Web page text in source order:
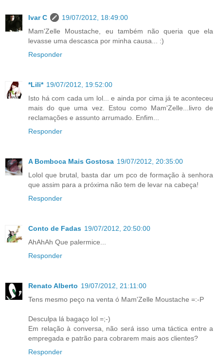
Ivar C
19/07/2012, 18:49:00
Mam'Zelle Moustache, eu também não queria que ela
levasse uma descasca por minha causa... :)
Responder
*Lili* 19/07/2012, 19:52:00
Isto há com cada um lol... e ainda por cima já te aconteceu
mais do que uma vez. Estou como Mam'Zelle...livro de
reclamações e assunto arrumado. Enfim...
Responder
A Bomboca Mais Gostosa 19/07/2012, 20:35:00
Lolol que brutal, basta dar um pco de formação à senhora
que assim para a próxima não tem de levar na cabeça!
Responder
Conto de Fadas 19/07/2012, 20:50:00
AhAhAh Que palermice...
Responder
Renato Alberto 19/07/2012, 21:11:00
Tens mesmo peço na venta ó Mam'Zelle Moustache =:-P
Desculpa lá bagaço lol =;-)
Em relação à conversa, não será isso uma táctica entre a
empregada e patrão para cobrarem mais aos clientes?
Responder